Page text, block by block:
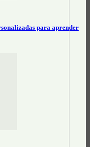
para aprender